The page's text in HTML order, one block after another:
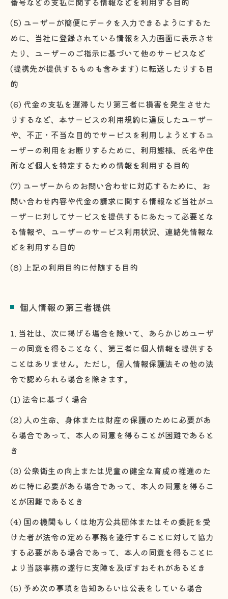
(5) ユーザーが簡便にデータを入力できるようにするた
めに、当社に登録されている情報を入力画面に表示させ
たり、ユーザーのご指示に基づいて他のサービスなど
(提携先が提供するものも含みます) に転送したりする目
的
(6) 代金の支払を遅滞したり第三者に損害を発生させた
りするなど、本サービスの利用規約に違反したユーザー
や、不正・不当な目的でサービスを利用しようとするユ
ーザーの利用をお断りするために、利用態様、氏名や住
所など個人を特定するための情報を利用する目的
(7) ユーザーからのお問い合わせに対応するために、お
問い合わせ内容や代金の請求に関する情報など当社がユ
ーザーに対してサービスを提供するにあたって必要とな
る情報や、ユーザーのサービス利用状況、連絡先情報な
どを利用する目的
(8) 上記の利用目的に付随する目的
個人情報の第三者提供
1. 当社は、次に掲げる場合を除いて、あらかじめユーザ
ーの同意を得ることなく、第三者に個人情報を提供する
ことはありません。ただし，個人情報保護法その他の法
令で認められる場合を除きます。
(1) 法令に基づく場合
(2) 人の生命、身体または財産の保護のために必要があ
る場合であって、本人の同意を得ることが困難であると
き
(3) 公衆衛生の向上または児童の健全な育成の推進のた
めに特に必要がある場合であって、本人の同意を得るこ
とが困難であるとき
(4) 国の機関もしくは地方公共団体またはその委託を受
けた者が法令の定める事務を遂行することに対して協力
する必要がある場合であって、本人の同意を得ることに
より当該事務の遂行に支障を及ぼすおそれがあるとき
(5) 予め次の事項を告知あるいは公表をしている場合